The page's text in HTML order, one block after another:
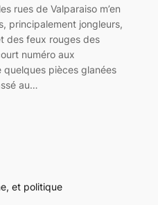
rues de Valparaiso m’en
principalement jongleurs,
des feux rouges des
numéro aux
quelques pièces glanées
au…
et politique